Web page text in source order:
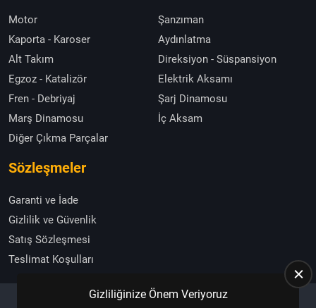
Motor
Şanzıman
Kaporta - Karoser
Aydınlatma
Alt Takım
Direksiyon - Süspansiyon
Egzoz - Katalizör
Elektrik Aksamı
Fren - Debriyaj
Şarj Dinamosu
Marş Dinamosu
İç Aksam
Diğer Çıkma Parçalar
Sözleşmeler
Garanti ve İade
Gizlilik ve Güvenlik
Satış Sözleşmesi
Teslimat Koşulları
Gizliliğinize Önem Veriyoruz